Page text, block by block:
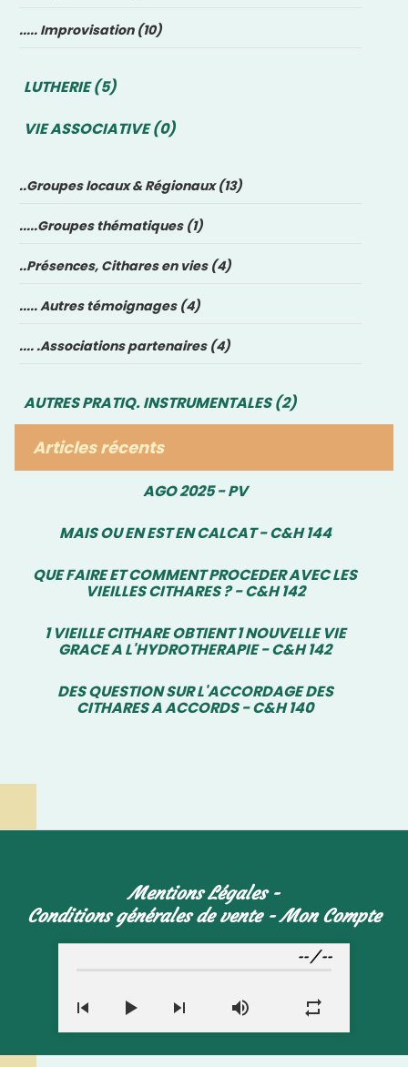
..... Improvisation (10)
LUTHERIE (5)
VIE ASSOCIATIVE (0)
..Groupes locaux & Régionaux (13)
.....Groupes thématiques (1)
..Présences, Cithares en vies (4)
..... Autres témoignages (4)
.... .Associations partenaires (4)
AUTRES PRATIQ. INSTRUMENTALES (2)
Articles récents
AGO 2025 - PV
MAIS OU EN EST EN CALCAT - C&H 144
QUE FAIRE ET COMMENT PROCEDER AVEC LES
VIEILLES CITHARES ? - C&H 142
1 VIEILLE CITHARE OBTIENT 1 NOUVELLE VIE
GRACE A L'HYDROTHERAPIE - C&H 142
DES QUESTION SUR L'ACCORDAGE DES
CITHARES A ACCORDS - C&H 140
Mentions Légales
Conditions générales de vente
Mon Compte
-- /--